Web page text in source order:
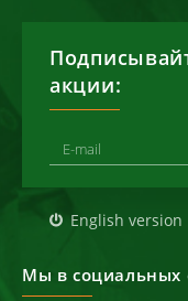
акции:
English version
Мы в социальных